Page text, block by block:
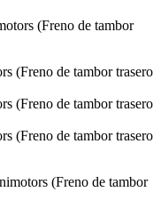
(Freno de tambor